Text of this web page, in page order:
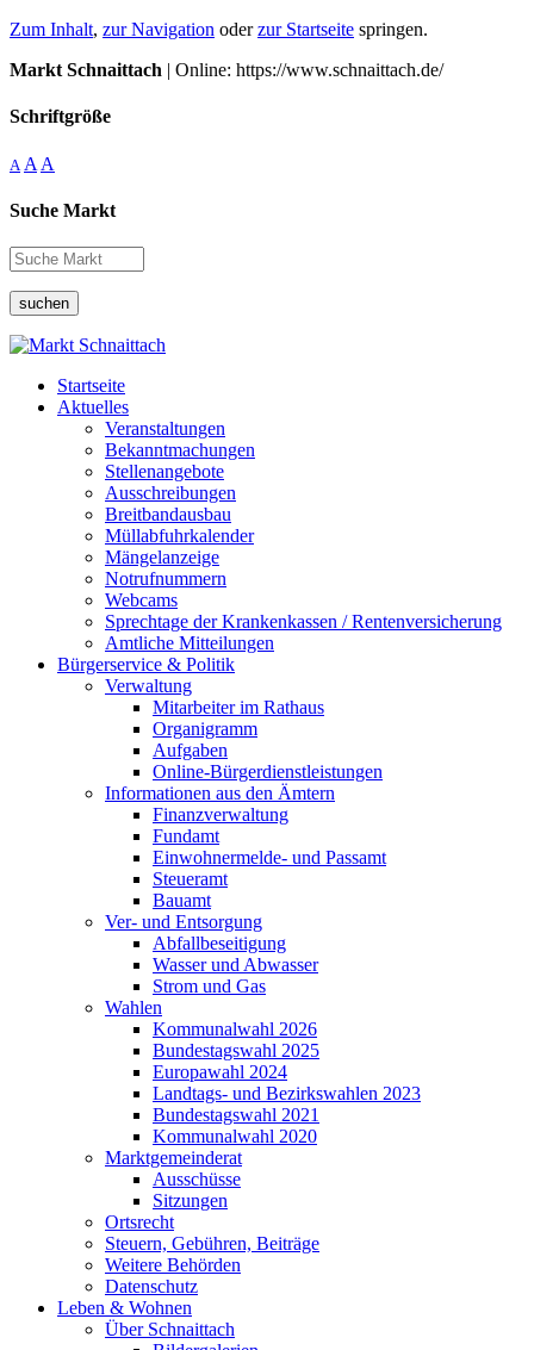
Zum Inhalt, zur Navigation oderzur Startseite springen.
Markt Schnaittach | Online: https://www.schnaittach.de/
Schriftgröße
A A A
Suche Markt
suchen
Startseite
Aktuelles
Veranstaltungen
Bekanntmachungen
Stellenangebote
Ausschreibungen
Breitbandausbau
Müllabfuhrkalender
Mängelanzeige
Notrufnummern
Webcams
Sprechtage der Krankenkassen / Rentenversicherung
Amtliche Mitteilungen
Bürgerservice & Politik
Verwaltung
Mitarbeiter im Rathaus
Organigramm
Aufgaben
Online-Bürgerdienstleistungen
Informationen aus den Ämtern
Finanzverwaltung
Fundamt
Einwohnermelde- und Passamt
Steueramt
Bauamt
Ver- und Entsorgung
Abfallbeseitigung
Wasser und Abwasser
Strom und Gas
Wahlen
Kommunalwahl 2026
Bundestagswahl 2025
Europawahl 2024
Landtags- und Bezirkswahlen 2023
Bundestagswahl 2021
Kommunalwahl 2020
Marktgemeinderat
Ausschüsse
Sitzungen
Ortsrecht
Steuern, Gebühren, Beiträge
Weitere Behörden
Datenschutz
Leben & Wohnen
Über Schnaittach